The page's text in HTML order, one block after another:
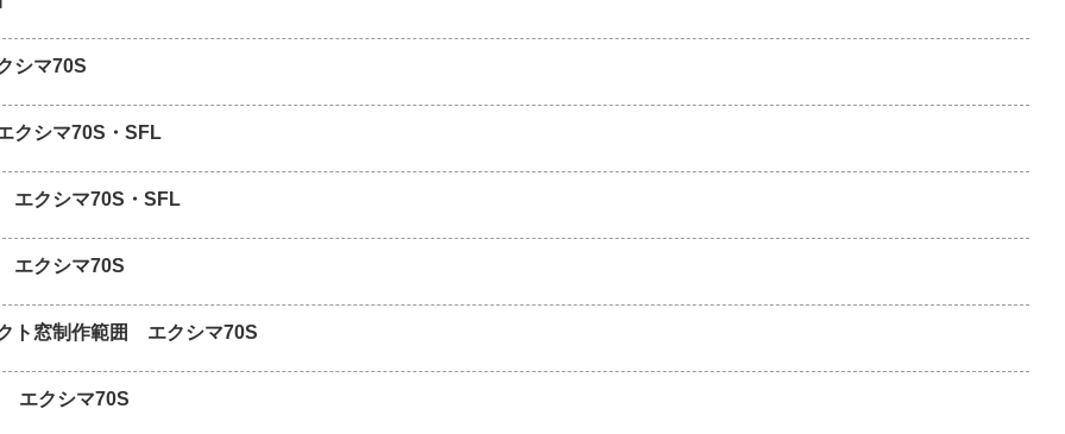
シマ70S
クシマ70S・SFL
エクシマ70S・SFL
エクシマ70S
ト窓制作範囲 エクシマ70S
エクシマ70S